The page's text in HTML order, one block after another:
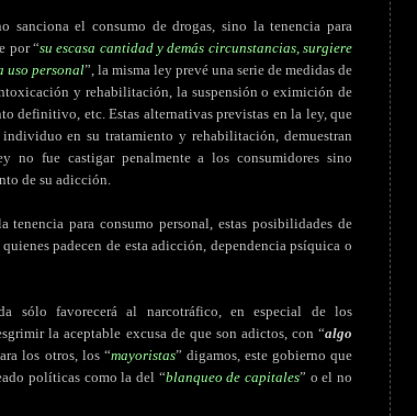
sanciona el consumo de drogas, sino la tenencia para
por “su escasa cantidad y demás circunstancias, surgiere
uso personal”, la misma ley prevé una serie de medidas de
y rehabilitación, la suspensión o eximición de
definitivo, etc. Estas alternativas previstas en la ley, que
en su tratamiento y rehabilitación, demuestran
no fue castigar penalmente a los consumidores sino
de su adicción.
tenencia para consumo personal, estas posibilidades de
padecen de esta adicción, dependencia psíquica o
sólo favorecerá al narcotráfico, en especial de los
la aceptable excusa de que son adictos, con “algo
los otros, los “mayoristas” digamos, este gobierno que
políticas como la del “blanqueo de capitales” o el no